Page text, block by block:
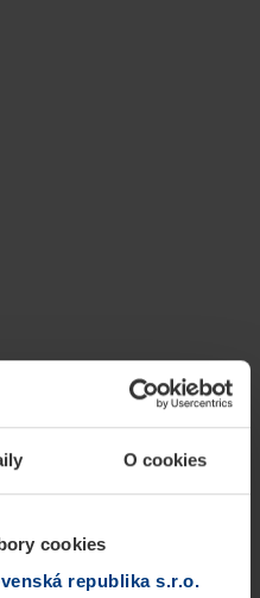
O cookies
cookies
republika s.r.o.